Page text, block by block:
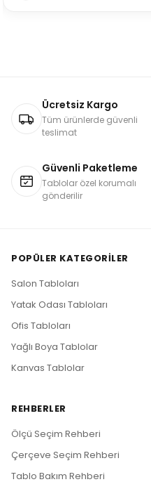
Ücretsiz Kargo
Tüm ürünlerde güvenli
teslimat
Güvenli Paketleme
Tablolar özel korumalı
gönderilir
POPÜLER KATEGORILER
Salon Tabloları
Yatak Odası Tabloları
Ofis Tabloları
Yağlı Boya Tablolar
Kanvas Tablolar
REHBERLER
Ölçü Seçim Rehberi
Çerçeve Seçim Rehberi
Tablo Bakım Rehberi